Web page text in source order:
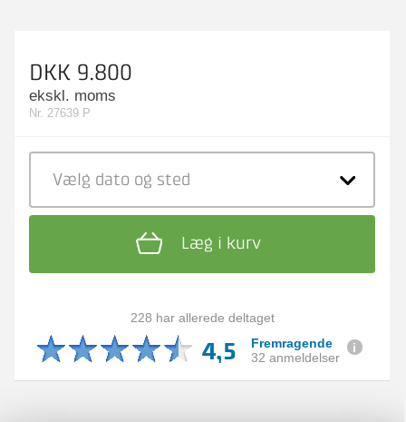
DKK 9.800
ekskl. moms
Nr. 27639 P
Vælg dato og sted
Læg i kurv
228 har allerede deltaget
4,5
Fremragende
32 anmeldelser